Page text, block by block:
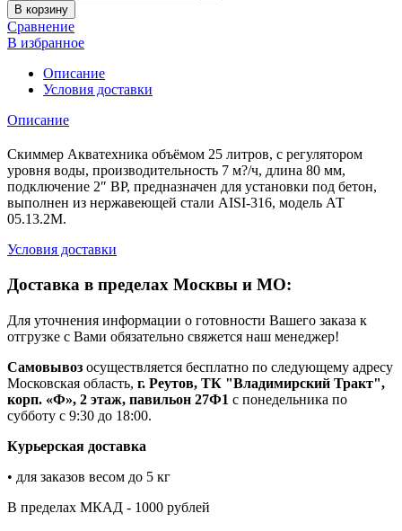
В корзину
Сравнение
В избранное
Описание
Условия доставки
Описание
Скиммер Акватехника объёмом 25 литров, с регулятором
уровня воды, производительность 7 м?/ч, длина 80 мм,
подключение 2″ ВР, предназначен для установки под бетон,
выполнен из нержавеющей стали AISI-316, модель АТ
05.13.2М.
Условия доставки
Доставка в пределах Москвы и МО:
Для уточнения информации о готовности Вашего заказа к
отгрузке с Вами обязательно свяжется наш менеджер!
Самовывоз осуществляется бесплатно по следующему адресу
Московская область, г. Реутов, ТК "Владимирский Тракт",
корп. «Ф», 2 этаж, павильон 27Ф1 с понедельника по
субботу с 9:30 до 18:00.
Курьерская доставка
• для заказов весом до 5 кг
В пределах МКАД - 1000 рублей